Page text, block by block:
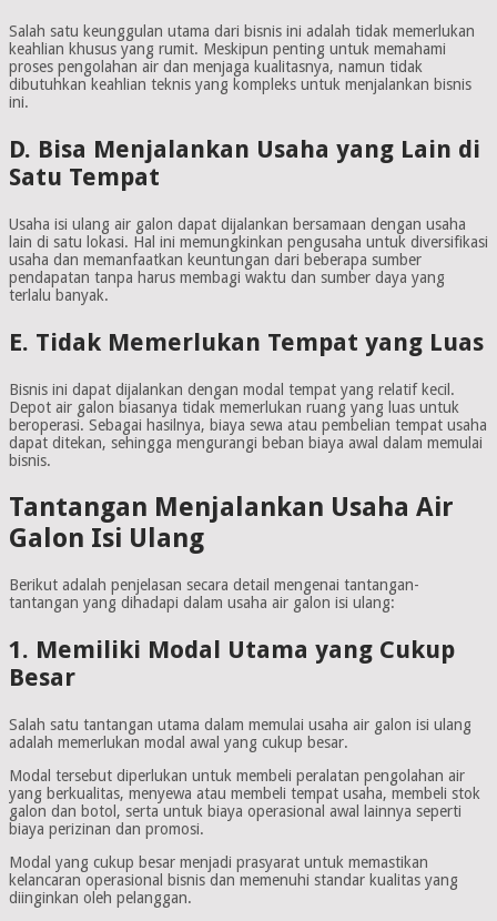
Salah satu keunggulan utama dari bisnis ini adalah tidak memerlukan
keahlian khusus yang rumit. Meskipun penting untuk memahami
proses pengolahan air dan menjaga kualitasnya, namun tidak
dibutuhkan keahlian teknis yang kompleks untuk menjalankan bisnis
ini.
D. Bisa Menjalankan Usaha yang Lain di
Satu Tempat
Usaha isi ulang air galon dapat dijalankan bersamaan dengan usaha
lain di satu lokasi. Hal ini memungkinkan pengusaha untuk diversifikasi
usaha dan memanfaatkan keuntungan dari beberapa sumber
pendapatan tanpa harus membagi waktu dan sumber daya yang
terlalu banyak.
E. Tidak Memerlukan Tempat yang Luas
Bisnis ini dapat dijalankan dengan modal tempat yang relatif kecil.
Depot air galon biasanya tidak memerlukan ruang yang luas untuk
beroperasi. Sebagai hasilnya, biaya sewa atau pembelian tempat usaha
dapat ditekan, sehingga mengurangi beban biaya awal dalam memulai
bisnis.
Tantangan Menjalankan Usaha Air
Galon Isi Ulang
Berikut adalah penjelasan secara detail mengenai tantangan-
tantangan yang dihadapi dalam usaha air galon isi ulang:
1. Memiliki Modal Utama yang Cukup
Besar
Salah satu tantangan utama dalam memulai usaha air galon isi ulang
adalah memerlukan modal awal yang cukup besar.
Modal tersebut diperlukan untuk membeli peralatan pengolahan air
yang berkualitas, menyewa atau membeli tempat usaha, membeli stok
galon dan botol, serta untuk biaya operasional awal lainnya seperti
biaya perizinan dan promosi.
Modal yang cukup besar menjadi prasyarat untuk memastikan
kelancaran operasional bisnis dan memenuhi standar kualitas yang
diinginkan oleh pelanggan.